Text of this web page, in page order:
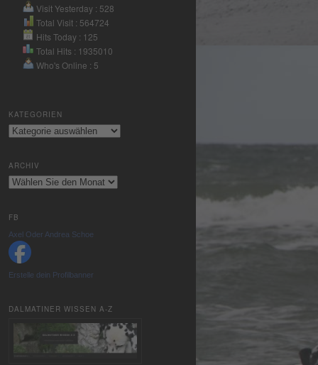
Nutzung des
Service zu, um
dieses Video
anzusehen.
Akzeptieren
Consent
eRecht24
Visit Yesterday : 528
Total Visit : 564724
Hits Today : 125
Total Hits : 1935010
Who's Online : 5
KATEGORIEN
Kategorien
ARCHIV
Archiv
FB
Axel Oder Andrea Schoe
Erstelle dein Profilbanner
DALMATINER WISSEN A-Z